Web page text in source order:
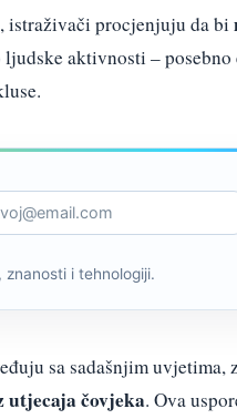
istraživači procjenjuju da bi
ljudske aktivnosti –
i tehnologiji.
sa sadašnjim
utjecaja čovjeka. Ova